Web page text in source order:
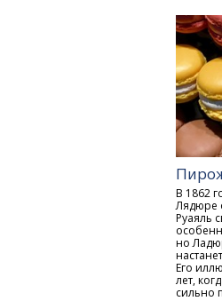
В 1862
Лядюре
Руаяль
но
Его
лет,
сильно